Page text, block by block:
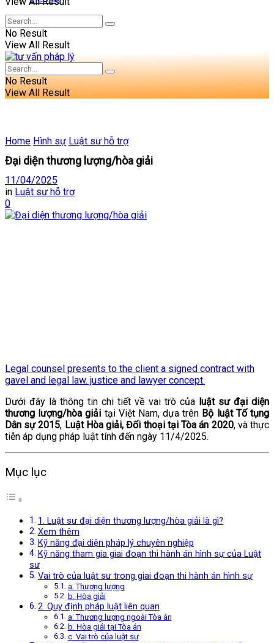
No Result
View All Result
No Result
View All Result
Home Hình sự Luật sư hỗ trợ
Đại diện thương lượng/hòa giải
11/04/2025
in Luật sư hỗ trợ
0
Legal counsel presents to the client a signed contract with
gavel and legal law. justice and lawyer concept.
Dưới đây là thông tin chi tiết về vai trò của luật sư đại diện
thương lượng/hòa giải tại Việt Nam, dựa trên Bộ luật Tố tụng
Dân sự 2015, Luật Hòa giải, Đối thoại tại Tòa án 2020, và thực
tiễn áp dụng pháp luật tính đến ngày 11/4/2025.
Mục lục
1. Luật sư đại diện thương lượng/hòa giải là gì?
Xem thêm
Kỹ năng đại diện pháp lý chuyên nghiệp
Kỹ năng tham gia giai đoạn thi hành án hình sự của Luật
sư
Vai trò của luật sư trong giai đoạn thi hành án hình sự
a. Thương lượng
b. Hòa giải
2. Quy định pháp luật liên quan
a. Thương lượng ngoài Tòa án
b. Hòa giải tại Tòa án
c. Vai trò của luật sư